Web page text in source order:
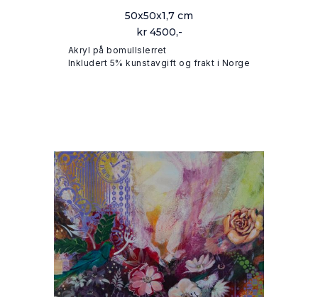
50x50x1,7 cm
kr 4500,-
Akryl på bomullslerret
Inkludert 5% kunstavgift og frakt i Norge